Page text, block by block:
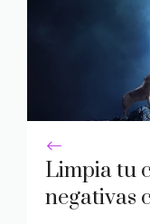
Limpia tu
negativas